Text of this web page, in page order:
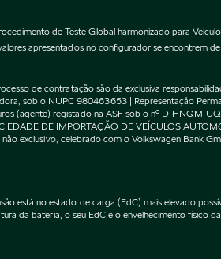
de Teste Global harmonizado para
apresentados no configurador se encontrem
de contratação são da exclusiva
sob o NUPC 980463653 | Representação
(agente) registado na ASF sob o nº D-HNQM-
DE IMPORTAÇÃO DE VEÍCULOS
exclusivo, celebrado com o Volkswagen Bank
está no estado de carga (EdC) mais elevado
da bateria, o seu EdC e o envelhecimento físico